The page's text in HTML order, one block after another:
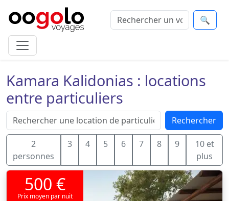
🔍
Kamara Kalidonias : locations
entre particuliers
Rechercher
2
personnes
3 4 5 6 7 8 9
10 et
plus
500 €
Prix moyen par nuit